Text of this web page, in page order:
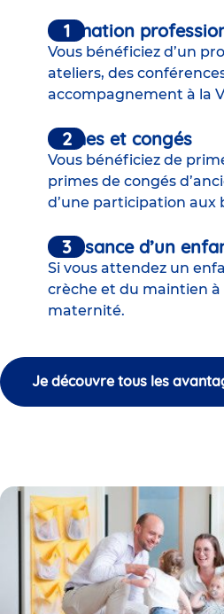
Formation
Vous bénéficiez d’un
ateliers, des
accompagnement à la
Primes et congés
Vous bénéficiez de
primes de congés
d’une participation aux
Naissance d’un
Si vous attendez un
crèche et du maintien à
maternité.
Je découvre tous les